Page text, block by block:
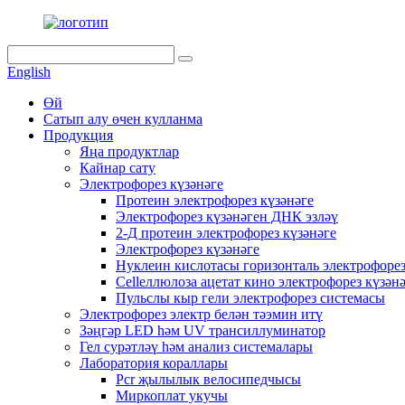
English
Өй
Сатып алу өчен кулланма
Продукция
Яңа продуктлар
Кайнар сату
Электрофорез күзәнәге
Протеин электрофорез күзәнәге
Электрофорез күзәнәген ДНК эзләү
2-Д протеин электрофорез күзәнәге
Электрофорез күзәнәге
Нуклеин кислотасы горизонталь
Cellеллюлоза ацетат кино электрофорез
Пульслы кыр гели электрофорез системасы
Электрофорез электр белән тәэмин итү
Зәңгәр LED һәм UV трансиллуминатор
Гел сурәтләү һәм анализ системалары
Лаборатория кораллары
Pcr җылылык велосипедчысы
Миркоплат укучы